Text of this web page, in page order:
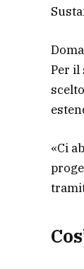
Per il
«Ci